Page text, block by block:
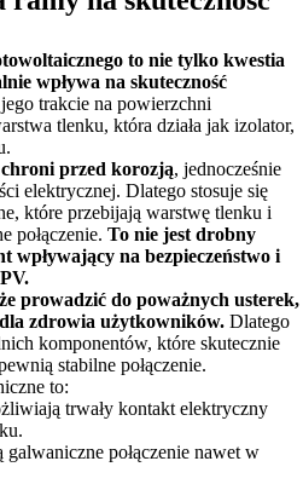
to nie tylko kwestia
wpływa na skuteczność
trakcie na powierzchni
tlenku, która działa jak izolator,
przed korozją, jednocześnie
elektrycznej. Dlatego stosuje się
które przebijają warstwę tlenku i
połączenie. To nie jest drobny
wpływający na bezpieczeństwo i
prowadzić do poważnych usterek,
zdrowia użytkowników. Dlatego
komponentów, które skutecznie
stabilne połączenie.
to:
trwały kontakt elektryczny
galwaniczne połączenie nawet w